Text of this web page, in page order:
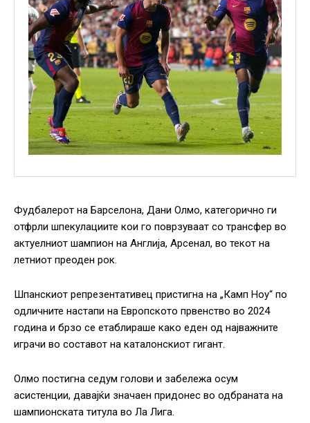
Фудбалерот на Барселона, Дани Олмо, категорично ги
отфрли шпекулациите кои го поврзуваат со трансфер во
актуелниот шампион на Англија, Арсенал, во текот на
летниот преоден рок.
Шпанскиот репрезентативец пристигна на „Камп Ноу“ по
одличните настапи на Европското првенство во 2024
година и брзо се етаблираше како еден од најважните
играчи во составот на каталонскиот гигант.
Олмо постигна седум голови и забележа осум
асистенции, давајќи значаен придонес во одбраната на
шампионската титула во Ла Лига.